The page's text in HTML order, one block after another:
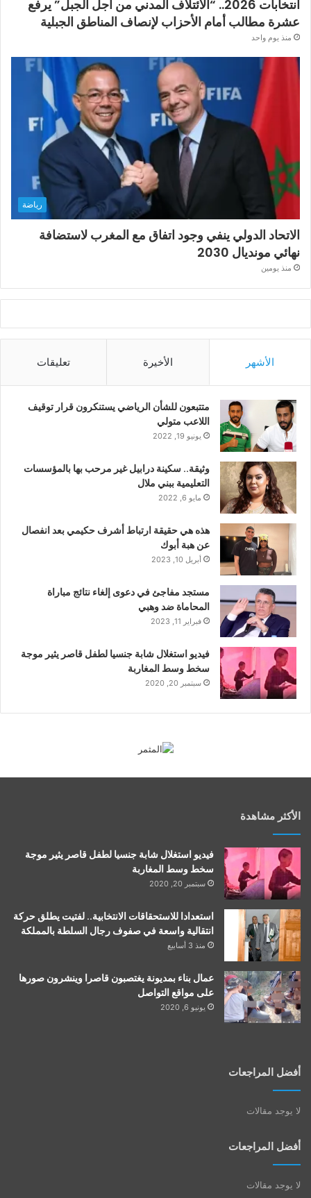
انتخابات 2026.. “الائتلاف المدني من أجل الجبل” يرفع
عشرة مطالب أمام الأحزاب لإنصاف المناطق الجبلية
منذ يوم واحد
رياضة
الاتحاد الدولي ينفي وجود اتفاق مع المغرب لاستضافة
نهائي مونديال 2030
منذ يومين
الأشهر الأخيرة تعليقات
متتبعون للشأن الرياضي يستنكرون قرار توقيف
اللاعب متولي
يونيو 19, 2022
وثيقة.. سكينة درابيل غير مرحب بها بالمؤسسات
التعليمية ببني ملال
مايو 6, 2022
هذه هي حقيقة ارتباط أشرف حكيمي بعد انفصال
عن هبة أبوك
أبريل 10, 2023
مستجد مفاجئ في دعوى إلغاء نتائج مباراة
المحاماة ضد وهبي
فبراير 11, 2023
فيديو استغلال شابة جنسيا لطفل قاصر يثير موجة
سخط وسط المغاربة
سبتمبر 20, 2020
الأكثر مشاهدة
فيديو استغلال شابة جنسيا لطفل قاصر يثير موجة
سخط وسط المغاربة
سبتمبر 20, 2020
استعدادا للاستحقاقات الانتخابية.. لفتيت يطلق حركة
انتقالية واسعة في صفوف رجال السلطة بالمملكة
منذ 3 أسابيع
عمال بناء بمديونة يغتصبون قاصرا وينشرون صورها
على مواقع التواصل
يونيو 6, 2020
أفضل المراجعات
لا يوجد مقالات
أفضل المراجعات
لا يوجد مقالات